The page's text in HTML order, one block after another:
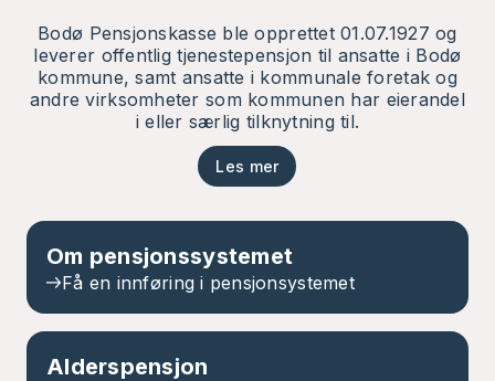
Bodø Pensjonskasse ble opprettet 01.07.1927 og
leverer offentlig tjenestepensjon til ansatte i Bodø
kommune, samt ansatte i kommunale foretak og
andre virksomheter som kommunen har eierandel
i eller særlig tilknytning til.
Les mer
Om pensjonssystemet
Få en innføring i pensjonsystemet
Alderspensjon